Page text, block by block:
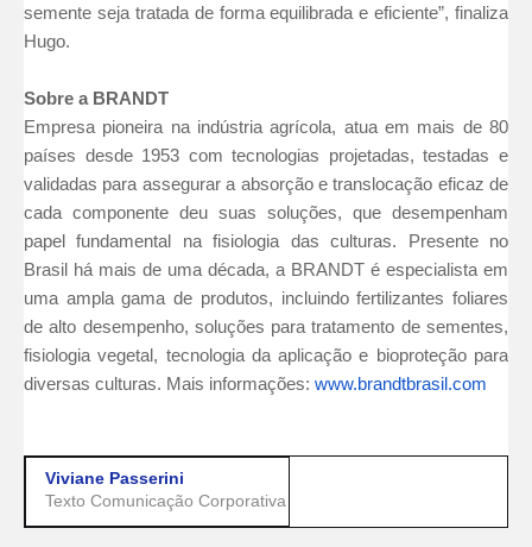
semente seja tratada de forma equilibrada e eficiente”, finaliza
Hugo.
Sobre a BRANDT
Empresa pioneira na indústria agrícola, atua em mais de 80
países desde 1953 com tecnologias projetadas, testadas e
validadas para assegurar a absorção e translocação eficaz de
cada componente deu suas soluções, que desempenham
papel fundamental na fisiologia das culturas. Presente no
Brasil há mais de uma década, a BRANDT é especialista em
uma ampla gama de produtos, incluindo fertilizantes foliares
de alto desempenho, soluções para tratamento de sementes,
fisiologia vegetal, tecnologia da aplicação e bioproteção para
diversas culturas. Mais informações: www.brandtbrasil.com
Viviane Passerini
Texto Comunicação Corporativa